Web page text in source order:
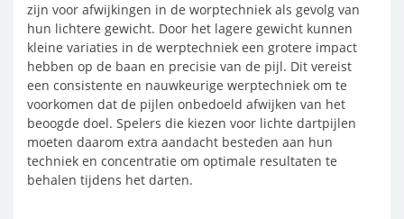
zijn voor afwijkingen in de worptechniek als gevolg van
hun lichtere gewicht. Door het lagere gewicht kunnen
kleine variaties in de werptechniek een grotere impact
hebben op de baan en precisie van de pijl. Dit vereist
een consistente en nauwkeurige werptechniek om te
voorkomen dat de pijlen onbedoeld afwijken van het
beoogde doel. Spelers die kiezen voor lichte dartpijlen
moeten daarom extra aandacht besteden aan hun
techniek en concentratie om optimale resultaten te
behalen tijdens het darten.